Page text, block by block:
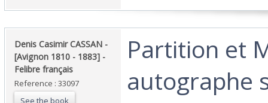
‎Denis Casimir CASSAN -
[Avignon 1810 - 1883] -
Felibre français‎
Reference : 33097
See the book
‎Partition et
autographe